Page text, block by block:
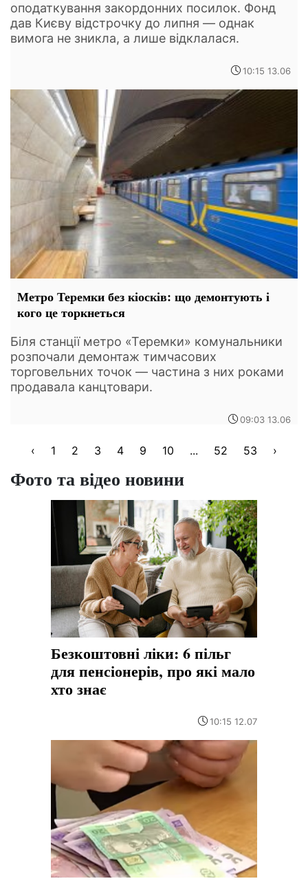
оподаткування закордонних посилок. Фонд
дав Києву відстрочку до липня — однак
вимога не зникла, а лише відклалася.
10:15 13.06
Метро Теремки без кіосків: що демонтують і
кого це торкнеться
Біля станції метро «Теремки» комунальники
розпочали демонтаж тимчасових
торговельних точок — частина з них роками
продавала канцтовари.
09:03 13.06
‹ 1 2 3 4 9 10 ... 52 53 ›
Фото та відео новини
Безкоштовні ліки: 6 пільг
для пенсіонерів, про які мало
хто знає
10:15 12.07